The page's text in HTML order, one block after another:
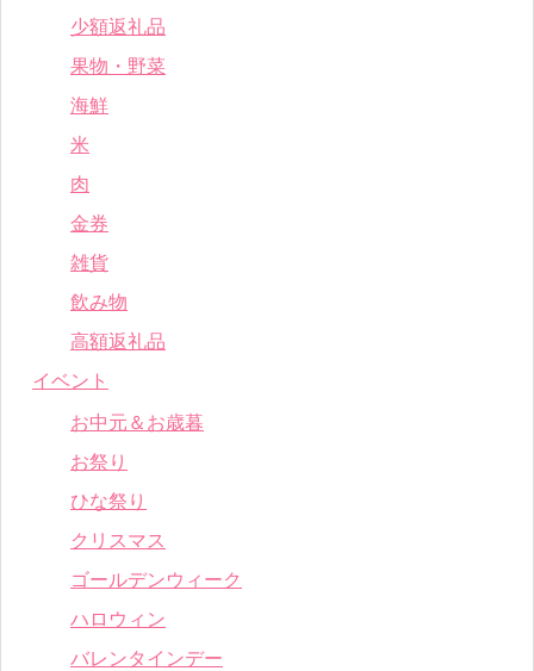
少額返礼品
果物・野菜
海鮮
米
肉
金券
雑貨
飲み物
高額返礼品
イベント
お中元＆お歳暮
お祭り
ひな祭り
クリスマス
ゴールデンウィーク
ハロウィン
バレンタインデー